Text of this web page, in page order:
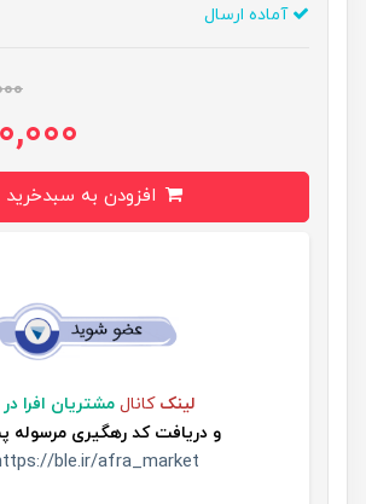
آماده ارسال
لینک کانال مشتریان افرا در
و دریافت کد رهگیری
ble.ir/afra_market